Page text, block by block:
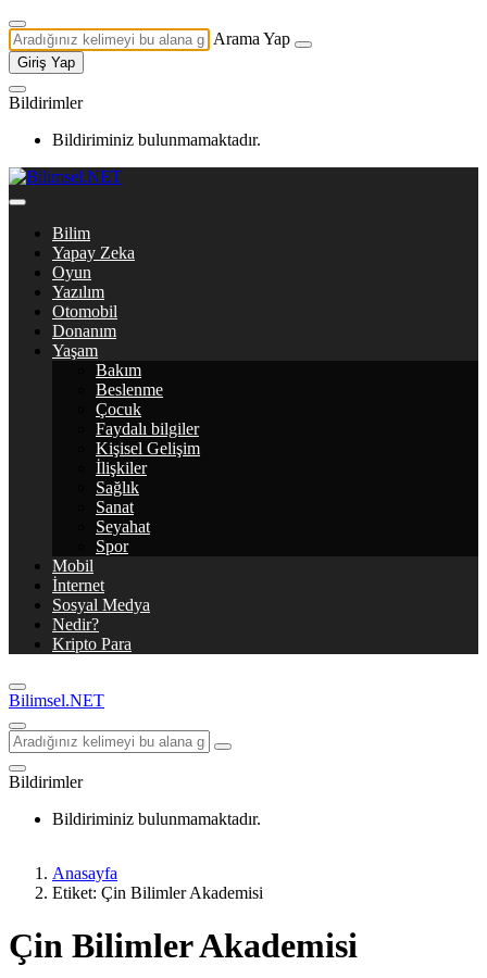
Arama Yap
Giriş Yap
Bildirimler
Bildiriminiz bulunmamaktadır.
Bilim
Yapay Zeka
Oyun
Yazılım
Otomobil
Donanım
Yaşam
Bakım
Beslenme
Çocuk
Faydalı bilgiler
Kişisel Gelişim
İlişkiler
Sağlık
Sanat
Seyahat
Spor
Mobil
İnternet
Sosyal Medya
Nedir?
Kripto Para
Bilimsel.NET
Bildirimler
Bildiriminiz bulunmamaktadır.
Anasayfa
Etiket: Çin Bilimler Akademisi
Çin Bilimler Akademisi